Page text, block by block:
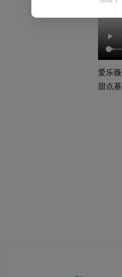
爱乐
甜点